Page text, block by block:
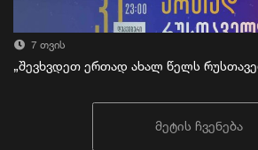
7 თვის
„შევხვდეთ ერთად ახალ წელს
მეტის ჩვენება